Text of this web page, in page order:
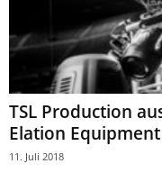
TSL Production
Elation Equipment
11. Juli 2018